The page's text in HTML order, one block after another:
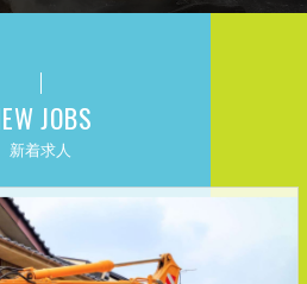
新着求人
JOBS